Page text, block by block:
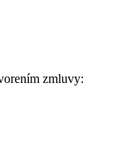
zmluvy: